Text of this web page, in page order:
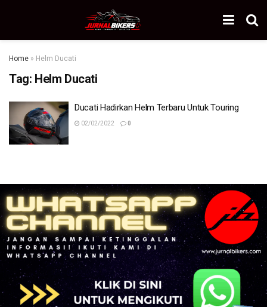
Home » Helm Ducati
Tag: Helm Ducati
Ducati Hadirkan Helm Terbaru Untuk Touring
02/02/2022 0